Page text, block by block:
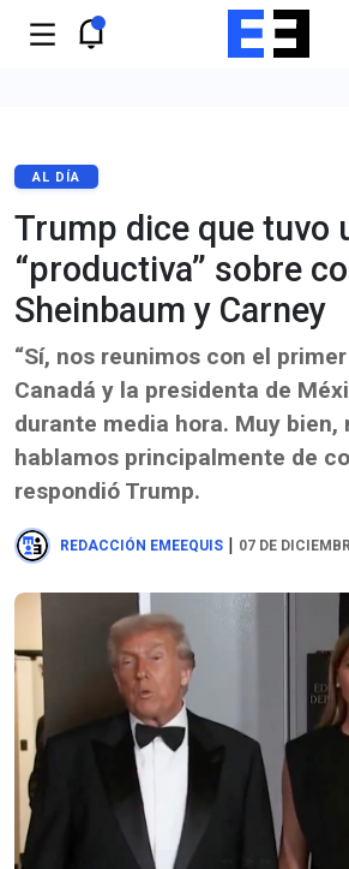
AL DÍA
Trump dice que tuvo
“productiva” sobre
Sheinbaum y Carney
“Sí, nos reunimos con el
Canadá y la presidenta de
durante media hora. Muy bien,
hablamos principalmente de
respondió Trump.
REDACCIÓN EMEEQUIS | 07 DE